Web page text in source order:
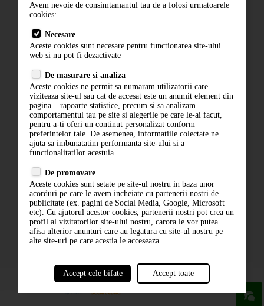
Cum comand
Livrare
Contact
Politica de confidentialitate
ANPC
ABONARE LA NEWSLETTER
ABONARE
Avem nevoie de consimtamantul tau de a folosi urmatoarele
cookies:
Necesare
Aceste cookies sunt necesare pentru functionarea site-ului
web si nu pot fi dezactivate
De masurare si analiza
Aceste cookies ne permit sa numaram utilizatorii care
viziteaza site-ul sau cat de accesat este un anumit element din
pagina – rapoarte statistice, precum si sa analizam
comportamentul tau pe site si alegerile pe care le-ai facut,
pentru a-ti oferi un continut personalizat conform
preferintelor tale. De asemenea, informatiile colectate ne
ajuta sa imbunatatim performanta site-ului si a
functionalitatilor acestuia.
De promovare
Aceste cookies sunt setate pe site-ul nostru in baza unor
acorduri pe care le avem incheiate cu partenerii nostri de
publicitate (ex. pagini de Social Media, Google, Microsoft
etc). Cu ajutorul acestor cookies, partenerii nostri pot crea un
profil al vizitatorilor site-ului nostru, carora le vor putea
afisa ulterior anunturi care au legatura cu site-ul nostru pe
alte site-uri pe care acestia le acceseaza.
Accept cele bifate Accept toate